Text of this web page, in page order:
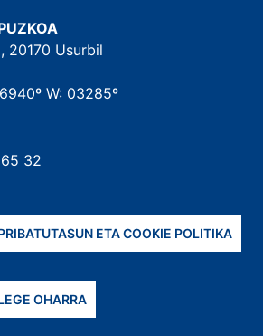
20170 Usurbil
W: 03285º
32
ETA COOKIE POLITIKA
OHARRA